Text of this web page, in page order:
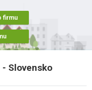
firmu
Slovensko